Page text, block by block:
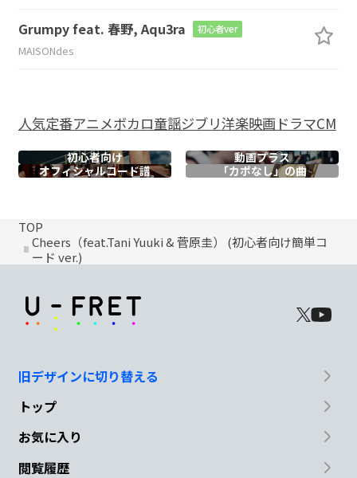
Grumpy feat. 春野, Aqu3ra 初心者ver
MAISONdes
人気定番アニメボカロ童謡ジブリ洋楽映画ドラマCM
初心者向け
動画プラス
オフィシャルコード譜 「カポなし」の曲
TOP
Cheers（feat.Tani Yuuki & 菅原圭） (初心者向け簡単コ
ード ver.)
旧デザインに切り替える
トップ
お気に入り
閲覧履歴